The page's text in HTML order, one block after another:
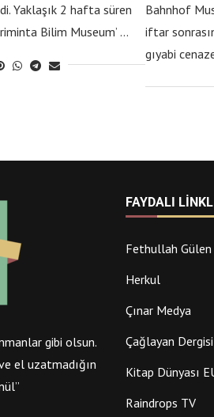
Yaklaşık 2 hafta süren
Bilim Museum’ …
Bahnhof
iftar
gıyabi
gibi olsun.
el uzatmadığın
FAYDALI
Fethullah Gülen
Herkul
Çınar Medya
Çağlayan Dergisi
Kitap Dünyası
Raindrops TV